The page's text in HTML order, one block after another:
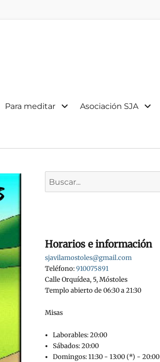
Para meditar Asociación SJA
Horarios e información
sjavilamostoles@gmail.com
Teléfono:910075891
Calle Orquídea, 5, Móstoles
Templo abierto de 06:30 a 21:30
Misas
Laborables: 20:00
Sábados: 20:00
Domingos: 11:30 - 13:00 (*) - 20:00